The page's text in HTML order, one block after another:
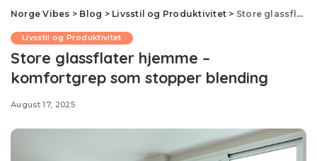
Norge Vibes > Blog > Livsstil og Produktivitet > Store glassflater hjemme – komfortgrep som stopper blending
Livsstil og Produktivitet
Store glassflater hjemme –
komfortgrep som stopper blending
August 17, 2025